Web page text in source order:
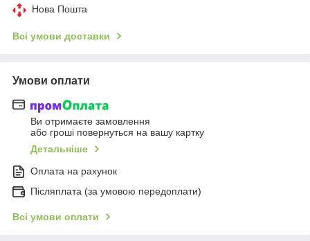
Нова Пошта
Всі умови доставки
Умови оплати
Ви отримаєте замовлення
або гроші повернуться на вашу картку
Детальніше
Оплата на рахунок
Післяплата (за умовою передоплати)
Всі умови оплати